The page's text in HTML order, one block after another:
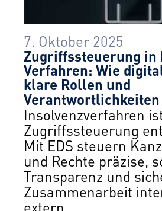
7. Oktober 2025
Zugriffssteuerung in
Verfahren: Wie
klare Rollen und
Insolvenzverfahren
Zugriffssteuerung
Mit EDS steuern
und Rechte präzise,
Transparenz und
Zusammenarbeit